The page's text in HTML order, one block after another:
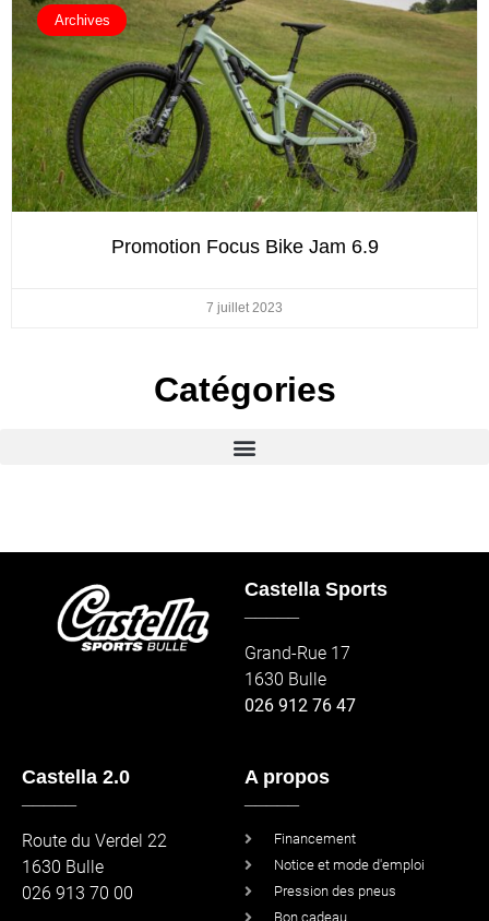
Archives
Promotion Focus Bike Jam 6.9
7 juillet 2023
Catégories
Castella Sports
Grand-Rue 17
1630 Bulle
026 912 76 47
Castella 2.0
Route du Verdel 22
1630 Bulle
026 913 70 00
A propos
Financement
Notice et mode d'emploi
Pression des pneus
Bon cadeau